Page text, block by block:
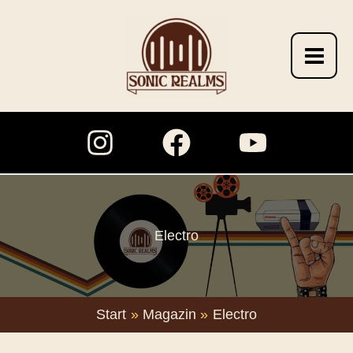
Electro
Start Magazin Electro